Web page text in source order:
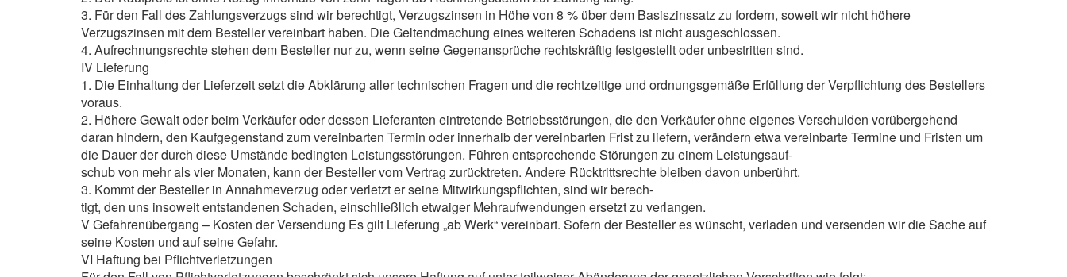
3. Für den Fall des Zahlungsverzugs sind wir berechtigt, Verzugszinsen in Höhe von 8 % über dem Basiszinssatz zu fordern, soweit wir nicht höhere
Verzugszinsen mit dem Besteller vereinbart haben. Die Geltendmachung eines weiteren Schadens ist nicht ausgeschlossen.
4. Aufrechnungsrechte stehen dem Besteller nur zu, wenn seine Gegenansprüche rechtskräftig festgestellt oder unbestritten sind.
IV Lieferung
1. Die Einhaltung der Lieferzeit setzt die Abklärung aller technischen Fragen und die rechtzeitige und ordnungsgemäße Erfüllung der Verpflichtung des Bestellers
voraus.
2. Höhere Gewalt oder beim Verkäufer oder dessen Lieferanten eintretende Betriebsstörungen, die den Verkäufer ohne eigenes Verschulden vorübergehend
daran hindern, den Kaufgegenstand zum vereinbarten Termin oder innerhalb der vereinbarten Frist zu liefern, verändern etwa vereinbarte Termine und Fristen um
die Dauer der durch diese Umstände bedingten Leistungsstörungen. Führen entsprechende Störungen zu einem Leistungsauf-
schub von mehr als vier Monaten, kann der Besteller vom Vertrag zurücktreten. Andere Rücktrittsrechte bleiben davon unberührt.
3. Kommt der Besteller in Annahmeverzug oder verletzt er seine Mitwirkungspflichten, sind wir berech-
tigt, den uns insoweit entstandenen Schaden, einschließlich etwaiger Mehraufwendungen ersetzt zu verlangen.
V Gefahrenübergang – Kosten der Versendung Es gilt Lieferung „ab Werk“ vereinbart. Sofern der Besteller es wünscht, verladen und versenden wir die Sache auf
seine Kosten und auf seine Gefahr.
VI Haftung bei Pflichtverletzungen